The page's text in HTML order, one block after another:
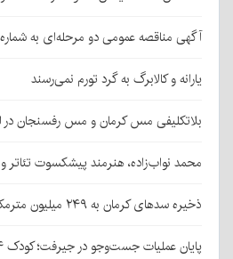
آگهی مناقصه عمومی دو مرحله‌ای به شماره ۰۵-۱۴۰۵ (تجدید اول)
یارانه و کالابرگ به گرد تورم نمی‌رسند
بلاتکلیفی مس کرمان و مس رفسنجان
محمد نواب‌زاده، هنرمند پیشکسوت
ذخیره سدهای کرمان به ۲۴۹ میلیون مترمکعب رسید
پایان عملیات جست‌وجو در جیرفت؛ کودک ۴ ساله دلفاردی پیدا شد